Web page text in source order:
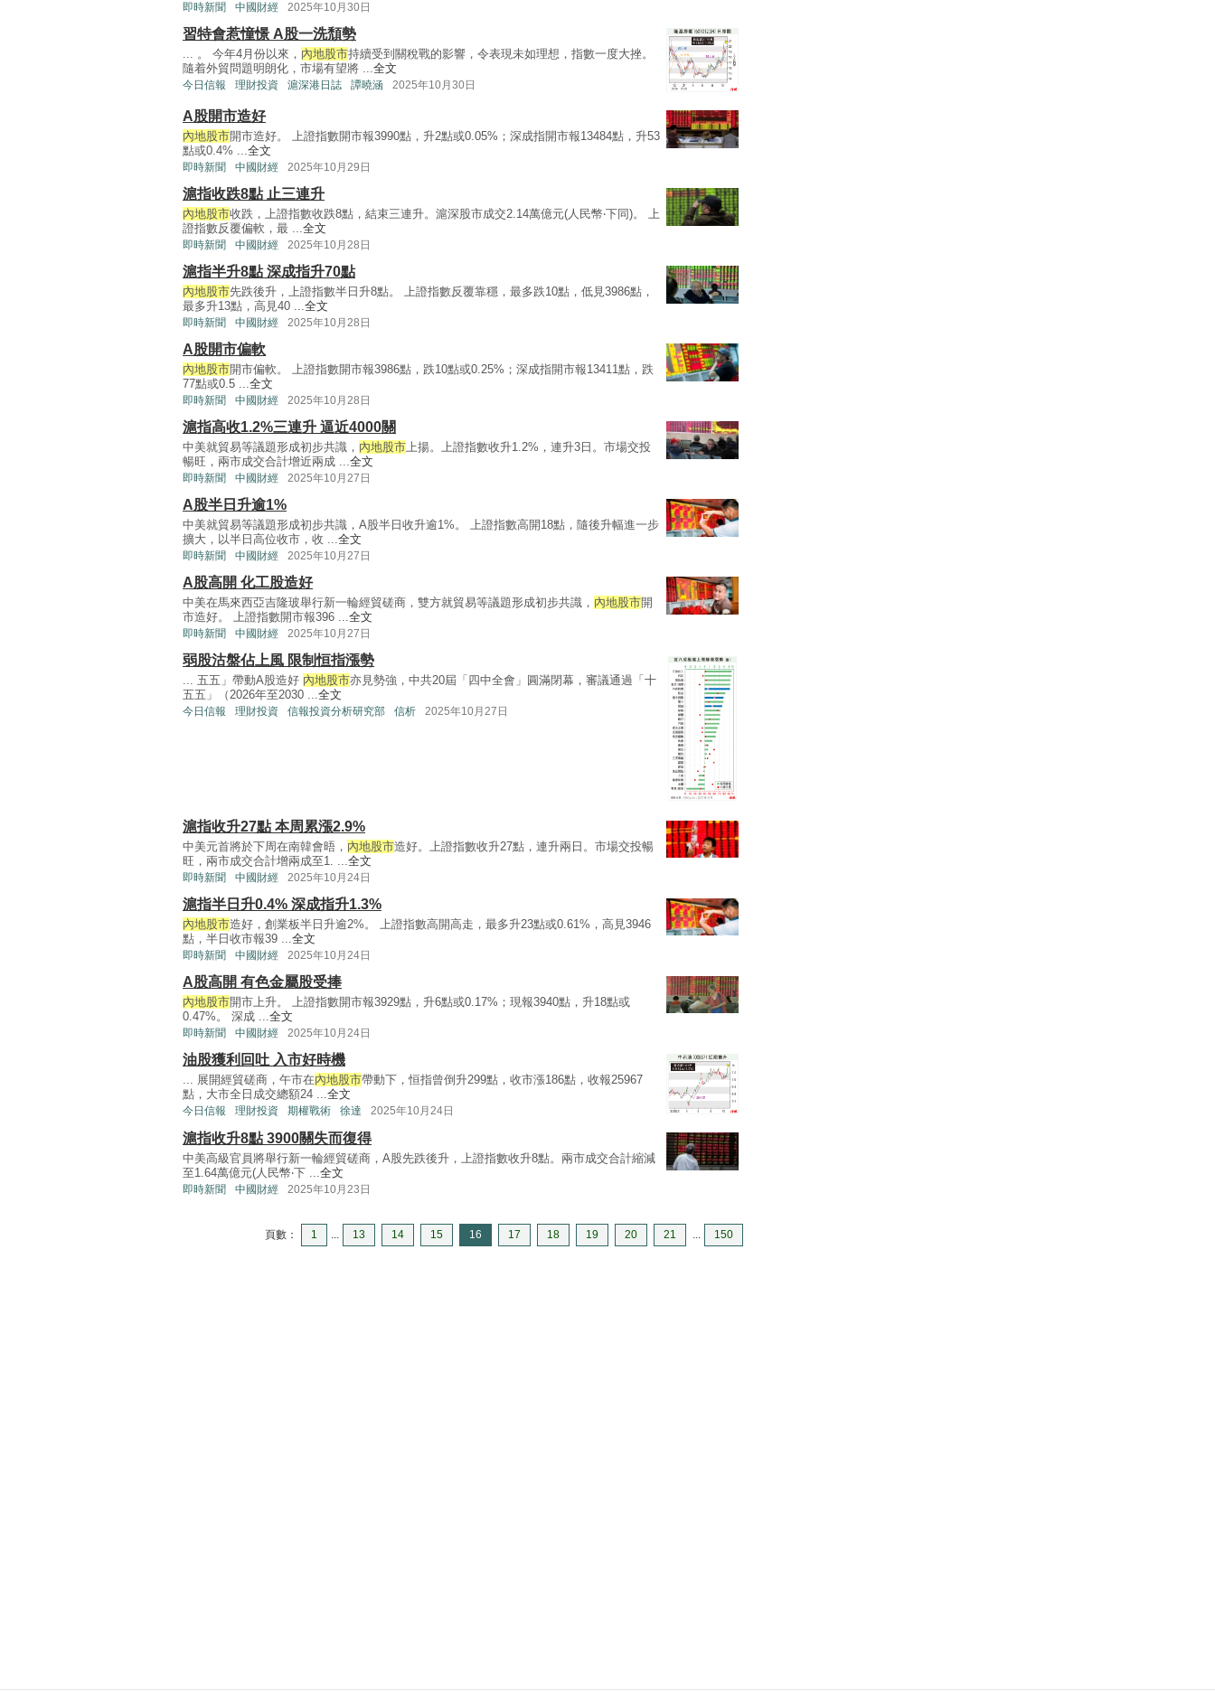
即時新聞 中國財經 2025年10月30日
習特會惹憧憬 A股一洗頹勢
... 。 今年4月份以來， 內地股市持續受到關稅戰的影響，令表現未如理想，指數一度大挫。
隨着外貿問題明朗化，市場有望將 ...全文
今日信報 理財投資 滬深港日誌 譚曉涵 2025年10月30日
A股開市造好
內地股市開市造好。 上證指數開市報3990點，升2點或0.05%；深成指開市報13484點，升53
點或0.4% ...全文
即時新聞 中國財經 2025年10月29日
滬指收跌8點 止三連升
內地股市收跌，上證指數收跌8點，結束三連升。滬深股市成交2.14萬億元(人民幣‧下同)。 上
證指數反覆偏軟，最 ...全文
即時新聞 中國財經 2025年10月28日
滬指半升8點 深成指升70點
內地股市先跌後升，上證指數半日升8點。 上證指數反覆靠穩，最多跌10點，低見3986點，
最多升13點，高見40 ...全文
即時新聞 中國財經 2025年10月28日
A股開市偏軟
內地股市開市偏軟。 上證指數開市報3986點，跌10點或0.25%；深成指開市報13411點，跌
77點或0.5 ...全文
即時新聞 中國財經 2025年10月28日
滬指高收1.2%三連升 逼近4000關
中美就貿易等議題形成初步共識， 內地股市上揚。上證指數收升1.2%，連升3日。市場交投
暢旺，兩市成交合計增近兩成 ...全文
即時新聞 中國財經 2025年10月27日
A股半日升逾1%
中美就貿易等議題形成初步共識，A股半日收升逾1%。 上證指數高開18點，隨後升幅進一步
擴大，以半日高位收市，收 ...全文
即時新聞 中國財經 2025年10月27日
A股高開 化工股造好
中美在馬來西亞吉隆玻舉行新一輪經貿磋商，雙方就貿易等議題形成初步共識， 內地股市開
市造好。 上證指數開市報396 ...全文
即時新聞 中國財經 2025年10月27日
弱股沽盤佔上風 限制恒指漲勢
... 五五」帶動A股造好 內地股市亦見勢強，中共20屆「四中全會」圓滿閉幕，審議通過「十
五五」（2026年至2030 ...全文
今日信報 理財投資 信報投資分析研究部 信析 2025年10月27日
滬指收升27點 本周累漲2.9%
中美元首將於下周在南韓會晤， 內地股市造好。上證指數收升27點，連升兩日。市場交投暢
旺，兩市成交合計增兩成至1. ... 全文
即時新聞 中國財經 2025年10月24日
滬指半日升0.4% 深成指升1.3%
內地股市造好，創業板半日升逾2%。 上證指數高開高走，最多升23點或0.61%，高見3946
點，半日收市報39 ... 全文
即時新聞 中國財經 2025年10月24日
A股高開 有色金屬股受捧
內地股市開市上升。 上證指數開市報3929點，升6點或0.17%；現報3940點，升18點或
0.47%。 深成 ... 全文
即時新聞 中國財經 2025年10月24日
油股獲利回吐 入市好時機
... 展開經貿磋商，午市在內地股市帶動下，恒指曾倒升299點，收市漲186點，收報25967
點，大市全日成交總額24 ... 全文
今日信報 理財投資 期權戰術 徐達 2025年10月24日
滬指收升8點 3900關失而復得
中美高級官員將舉行新一輪經貿磋商，A股先跌後升，上證指數收升8點。兩市成交合計縮減
至1.64萬億元(人民幣‧下 ...全文
即時新聞 中國財經 2025年10月23日
頁數： 1 ... 13 14 15 16 17 18 19 20 21 ... 150